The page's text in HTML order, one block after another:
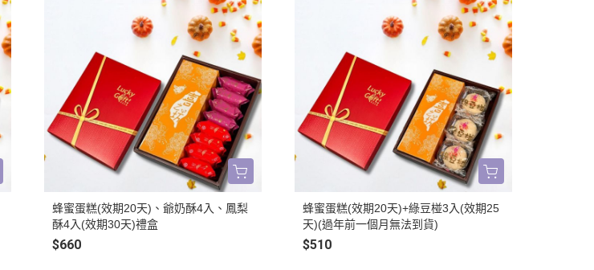
蜂蜜蛋糕(效期20天)、爺奶酥4入、鳳梨
酥4入(效期30天)禮盒
$660
蜂蜜蛋糕(效期20天)+綠豆椪3入(效期25
天)(過年前一個月無法到貨)
$510